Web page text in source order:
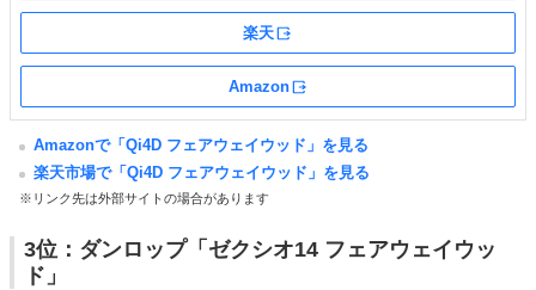
楽天
Amazon
Amazonで「Qi4D フェアウェイウッド」を見る
楽天市場で「Qi4D フェアウェイウッド」を見る
※リンク先は外部サイトの場合があります
3位：ダンロップ「ゼクシオ14 フェアウェイウッ
ド」